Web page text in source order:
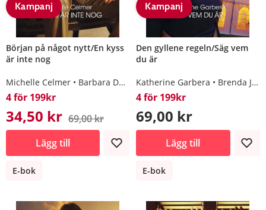
Kampanj
Början på något nytt/En kyss
är inte nog
Michelle Celmer Barbara Dunlop
4 för 199kr
34,50 kr 69,00 kr
Lägg till
E-bok
Kampanj
Den gyllene regeln/Säg vem
du är
Katherine Garbera Brenda Jackson
4 för 199kr
69,00 kr
Lägg till
E-bok